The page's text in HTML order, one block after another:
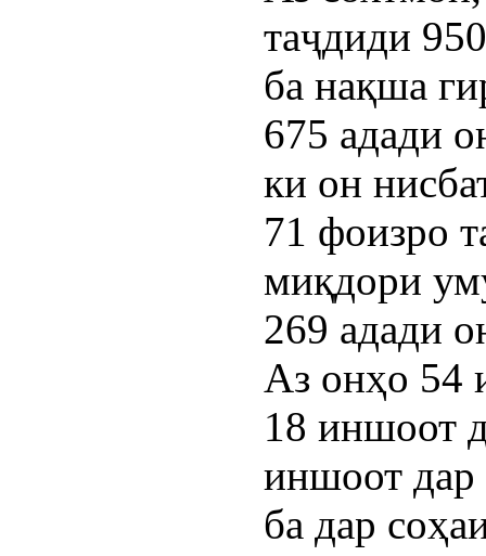
таҷдиди
ба нақша
675 адади
ки он
71 фоизро
миқдори
269 адади
Аз онҳо 54
18 иншоот
иншоот
ба дар